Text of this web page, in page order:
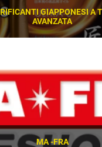
GIAPPONESI A
AVANZATA
MA -FRA